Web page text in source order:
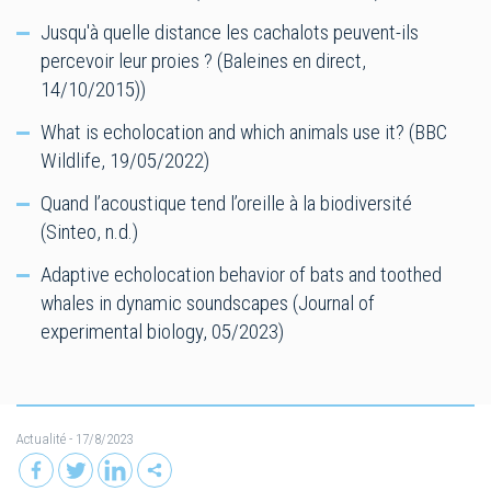
Jusqu'à quelle distance les cachalots peuvent-ils
percevoir leur proies ? (Baleines en direct,
14/10/2015))
What is echolocation and which animals use it? (BBC
Wildlife, 19/05/2022)
Quand l’acoustique tend l’oreille à la biodiversité
(Sinteo, n.d.)
Adaptive echolocation behavior of bats and toothed
whales in dynamic soundscapes (Journal of
experimental biology, 05/2023)
Actualité - 17/8/2023